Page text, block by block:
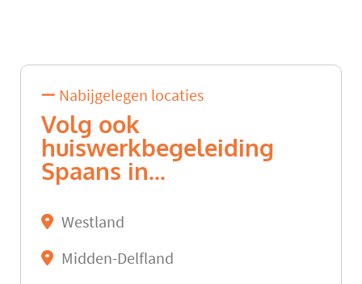
Nabijgelegen locaties
Volg ook
huiswerkbegeleiding
Spaans in...
Westland
Midden-Delfland